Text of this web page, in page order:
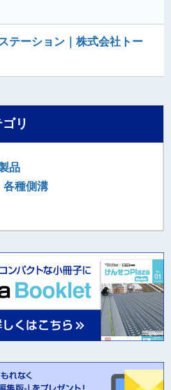
テーション｜株式会社トー
リ
品
各種側溝